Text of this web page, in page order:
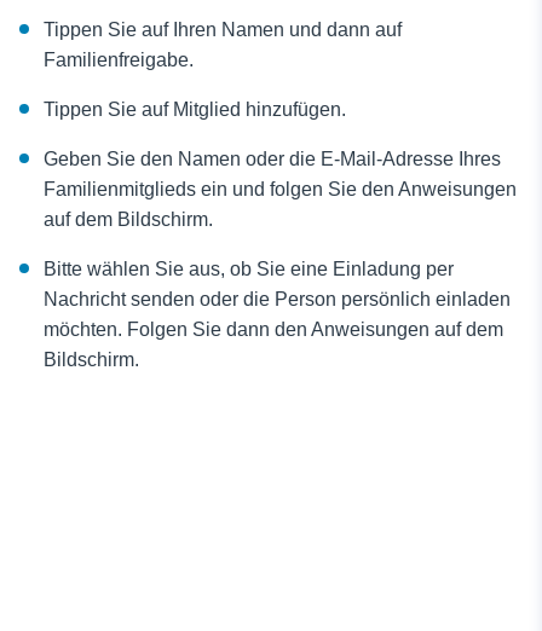
Tippen Sie auf Ihren Namen und dann auf
Familienfreigabe.
Tippen Sie auf Mitglied hinzufügen.
Geben Sie den Namen oder die E-Mail-Adresse Ihres
Familienmitglieds ein und folgen Sie den Anweisungen
auf dem Bildschirm.
Bitte wählen Sie aus, ob Sie eine Einladung per
Nachricht senden oder die Person persönlich einladen
möchten. Folgen Sie dann den Anweisungen auf dem
Bildschirm.